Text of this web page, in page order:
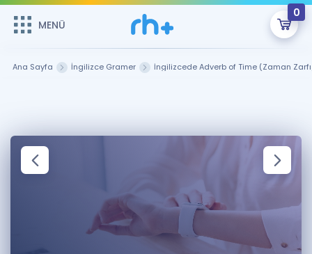
MENÜ
0
Şifremi Hatırlamıyorum
ÜYE DEĞİLİM
bekliyor!
MENÜ
Kitaplar ve Kaynaklar
Katılımcı Görüşleri
Faydalı Araçlar
Ana Sayfa İngilizce Gramer İngilizcede Adverb of Time (Zaman